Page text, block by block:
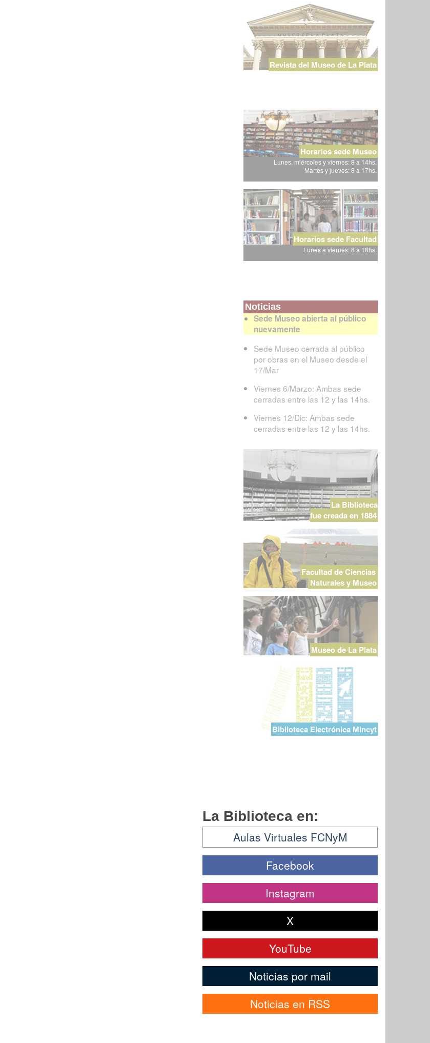
Revista del Museo de La Plata
Horarios sede Museo
Lunes, miércoles y viernes: 8 a 14hs.
Martes y jueves: 8 a 17hs.
Horarios sede Facultad
Lunes a viernes: 8 a 18hs.
Noticias
Sede Museo abierta al público
nuevamente
Sede Museo cerrada al público
por obras en el Museo desde el
17/Mar
Viernes 6/Marzo: Ambas sede
cerradas entre las 12 y las 14hs.
Viernes 12/Dic: Ambas sede
cerradas entre las 12 y las 14hs.
La Biblioteca
fue creada en 1884
Facultad de Ciencias
Naturales y Museo
Museo de La Plata
Biblioteca Electrónica Mincyt
La Biblioteca en:
Aulas Virtuales FCNyM
Facebook
Instagram
X
YouTube
Noticias por mail
Noticias en RSS